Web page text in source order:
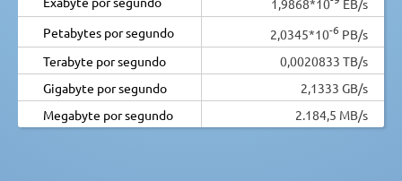
1,9868*10
EB/s
Petabytes por segundo
2,0345*10-6 PB/s
Terabyte por segundo
0,0020833 TB/s
Gigabyte por segundo
2,1333 GB/s
Megabyte por segundo
2.184,5 MB/s